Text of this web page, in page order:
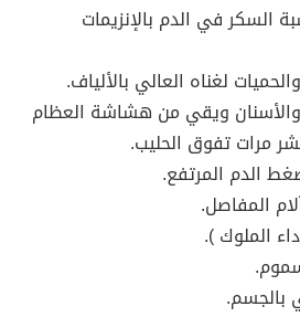
في الدم بالإنزيمات
لغناه العالي بالألياف.
ويقي من هشاشة العظام
مرات تفوق الحليب.
الدم المرتفع.
المفاصل.
الملوك ).
بالجسم.